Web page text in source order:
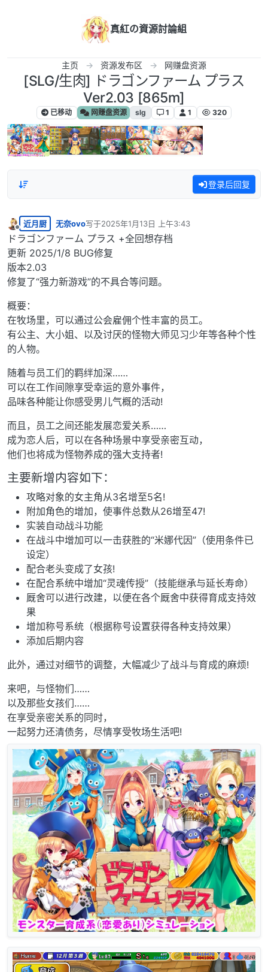
真紅の資源討論組
主页 资源发布区 网赚盘资源
[SLG/生肉] ドラゴンファーム プラス
Ver2.03 [865m]
已移动 网赚盘资源 slg 1 1 320
登录后回复
离线
近月厨 无奈ovo写于2025年1月13日 上午3:43
最后由 编辑
ドラゴンファーム プラス +全回想存档
更新 2025/1/8 BUG修复
版本2.03
修复了“强力新游戏”的不具合等问题。
概要：
在牧场里，可以通过公会雇佣个性丰富的员工。
有公主、大小姐、以及讨厌的怪物大师见习少年等各种个性
的人物。
随着与员工们的羁绊加深……
可以在工作间隙享受幸运的意外事件，
品味各种能让你感受男儿气概的活动!
而且，员工之间还能发展恋爱关系……
成为恋人后，可以在各种场景中享受亲密互动，
他们也将成为怪物养成的强大支持者!
主要新增内容如下：
攻略对象的女主角从3名增至5名!
附加角色的增加，使事件总数从26增至47!
实装自动战斗功能
在战斗中增加可以一击获胜的“米娜代因”（使用条件已
设定）
配合老头变成了女孩!
在配合系统中增加“灵魂传授”（技能继承与延长寿命）
厩舍可以进行改建，以便在各个厩舍中获得育成支持效
果
增加称号系统（根据称号设置获得各种支持效果）
添加后期内容
此外，通过对细节的调整，大幅减少了战斗与育成的麻烦!
来吧，与怪物们……
以及那些女孩们……
在享受亲密关系的同时，
一起努力还清债务，尽情享受牧场生活吧!